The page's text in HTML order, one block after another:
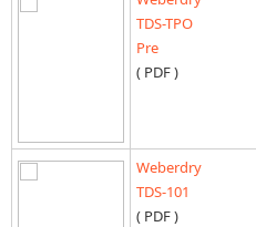
TDS-TPO
Pre
( PDF )
Weberdry
TDS-101
( PDF )